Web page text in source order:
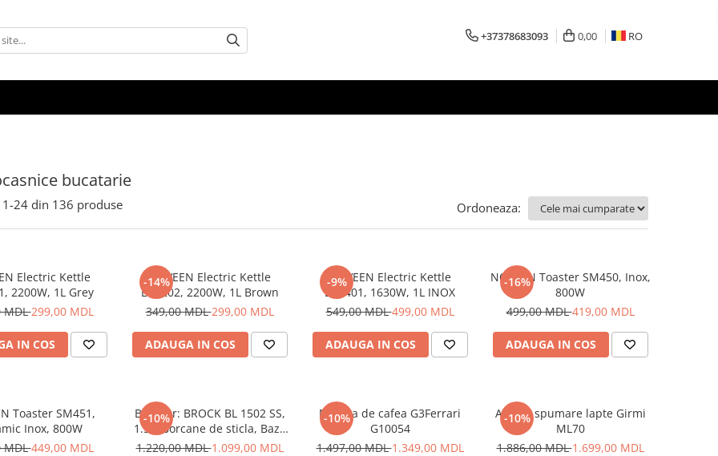
+37378683093 0,00 RO
bucatarie
1-24 din 136 produse Ordoneaza:
Electric Kettle
2200W, 1L Grey
MDL299,00 MDL
IN COS
-14%
NOVEEN Electric Kettle
EK1202, 2200W, 1L Brown
349,00 MDL299,00 MDL
ADAUGA IN COS
-9%
NOVEEN Electric Kettle
EK1401, 1630W, 1L INOX
549,00 MDL499,00 MDL
ADAUGA IN COS
-16%
NOVEEN Toaster SM450, Inox,
800W
499,00 MDL419,00 MDL
ADAUGA IN COS
Toaster SM451,
Inox, 800W
MDL449,00 MDL
-10%
Blender: BROCK BL 1502 SS,
1.5L, Borcane de sticla, Baza
din otel inox, 500W
1.220,00 MDL1.099,00 MDL
-10%
Masina de cafea G3Ferrari
G10054
1.497,00 MDL1.349,00 MDL
-10%
Aparat spumare lapte Girmi
ML70
1.886,00 MDL1.699,00 MDL